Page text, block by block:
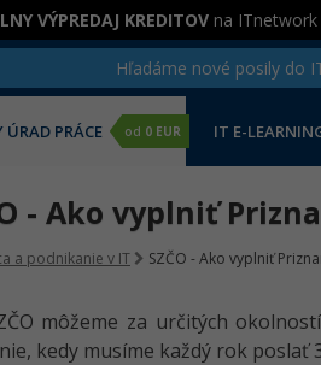
VÝPREDAJ KREDITOV na ITnetwork
Hľadáme nové posily do
ÚRAD PRÁCE od 0 EUR IT E-
- Ako vyplniť
a podnikanie v IT SZČO - Ako vyplniť
môžeme za určitých
kedy musíme každý rok poslať